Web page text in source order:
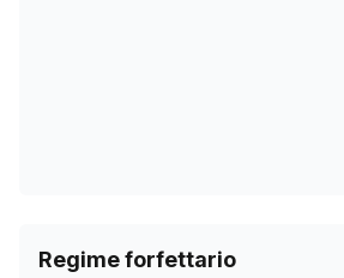
Regime forfettario